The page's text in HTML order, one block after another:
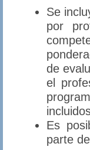
Se
por
de
el
Es
parte